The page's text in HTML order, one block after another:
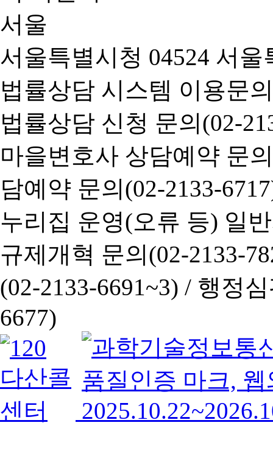
서울특별시청 04524 서
법률상담 시스템 이용문
법률상담 신청 문의(02-
마을변호사 상담예약 문
담예약 문의(02-2133-
누리집 운영(오류 등) 일
규제개혁 문의(02-2133-
(02-2133-6691~3) / 행정심
6677)